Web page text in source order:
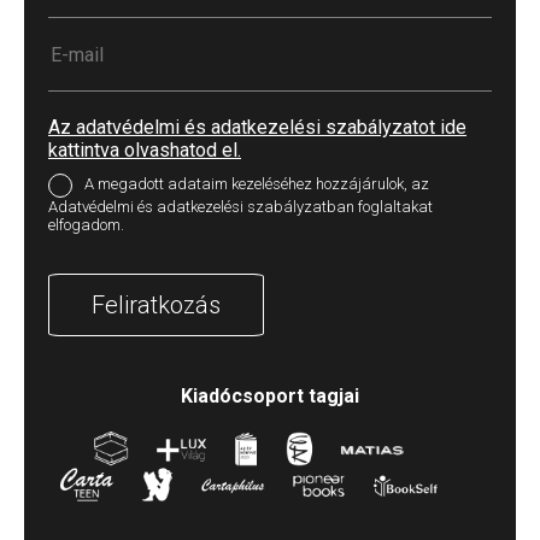
Az adatvédelmi és adatkezelési szabályzatot ide
kattintva olvashatod el.
A megadott adataim kezeléséhez hozzájárulok, az
Adatvédelmi és adatkezelési szabályzatban foglaltakat
elfogadom.
Feliratkozás
Kiadócsoport tagjai